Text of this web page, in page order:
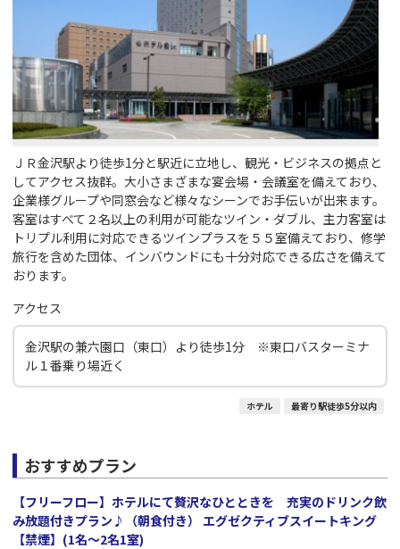
ＪＲ金沢駅より徒歩1分と駅近に立地し、観光・ビジネスの拠点と
してアクセス抜群。大小さまざまな宴会場・会議室を備えており、
企業様グループや同窓会など様々なシーンでお手伝いが出来ます。
客室はすべて２名以上の利用が可能なツイン・ダブル、主力客室は
トリプル利用に対応できるツインプラスを５５室備えており、修学
旅行を含めた団体、インバウンドにも十分対応できる広さを備えて
おります。
アクセス
金沢駅の兼六園口（東口）より徒歩1分 ※東口バスターミナ
ル１番乗り場近く
ホテル 最寄り駅徒歩5分以内
おすすめプラン
【フリーフロー】ホテルにて贅沢なひとときを 充実のドリンク飲
み放題付きプラン♪（朝食付き） エグゼクティブスイートキング
【禁煙】(1名～2名1室)